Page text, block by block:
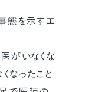
態を示すエ
がいなくな
なったこと